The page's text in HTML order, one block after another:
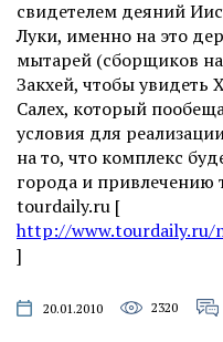
свидетелем деяний
Луки, именно на это
мытарей (сборщиков
Закхей, чтобы увидеть
Салех, который
условия для
на то, что комплекс
города и привлечению
tourdaily.ru [
http://www.tourdaily.ru/
]
20.01.2010 2320